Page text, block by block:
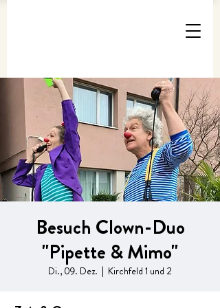
Besuch Clown-Duo
"Pipette & Mimo"
Di., 09. Dez.
  |
Kirchfeld 1 und 2